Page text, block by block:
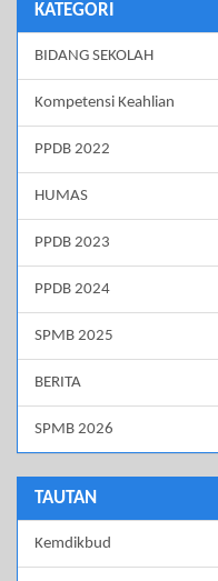
KATEGORI
BIDANG SEKOLAH
Kompetensi Keahlian
PPDB 2022
HUMAS
PPDB 2023
PPDB 2024
SPMB 2025
BERITA
SPMB 2026
TAUTAN
Kemdikbud